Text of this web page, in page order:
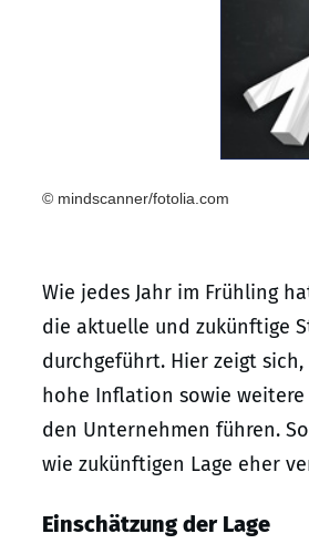
© mindscanner/fotolia.com
Wie jedes Jahr im Frühling
die aktuelle und zukünftige
durchgeführt. Hier zeigt
hohe Inflation sowie
den Unternehmen führen.
wie zukünftigen Lage eher
Einschätzung der Lage